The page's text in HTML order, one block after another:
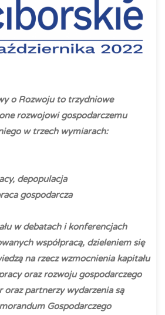
o Rozwoju to trzydniowe
rozwojowi gospodarczemu
w trzech wymiarach:
depopulacja
gospodarcza
w debatach i konferencjach
współpracą, dzieleniem się
na rzecz wzmocnienia kapitału
oraz rozwoju gospodarczego
partnerzy wydarzenia są
Gospodarczego